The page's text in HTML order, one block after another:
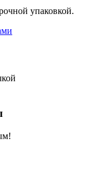
упаковкой.